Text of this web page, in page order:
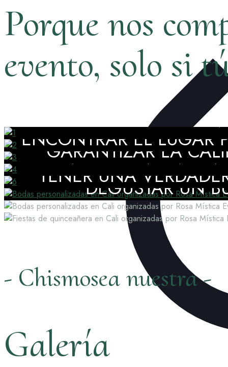
Porque nos
evento, solo si
DISFRUTAR DE
ENCONTRAR EL LUGAR
GARANTIZAR LA
CONTAR CON UNA
TENER UNA
DEGUSTAR UN
- Chismosea nuestra -
Galería